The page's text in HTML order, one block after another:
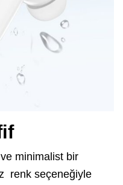
minimalist bir
renk seçeneğiyle